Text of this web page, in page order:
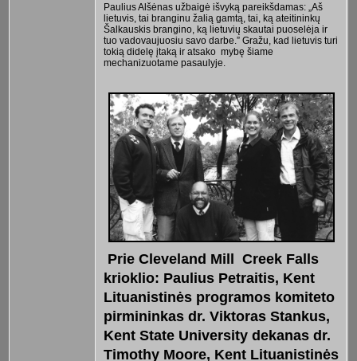
Paulius Alšėnas užbaigė išvyką pareikšdamas: „Aš
lietuvis, tai branginu žalią gamtą, tai, ką ateitininkų
Šalkauskis brangino, ką lietuvių skautai puoselėja ir
tuo vadovaujuosiu savo darbe.” Gražu, kad lietuvis turi
tokią didelę įtaką ir atsako mybę šiame
mechanizuotame pasaulyje.
Prie Cleveland Mill Creek Falls
krioklio: Paulius Petraitis, Kent
Lituanistinės programos komiteto
pirmininkas dr. Viktoras Stankus,
Kent State University dekanas dr.
Timothy Moore, Kent Lituanistinės